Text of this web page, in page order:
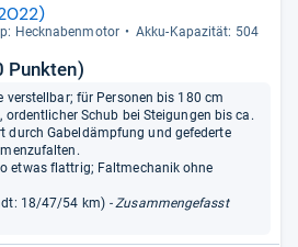
Heck­na­ben­mo­tor
Akku-​Kapa­zi­tät: 504
Punkten)
verstellbar; für Personen bis 180 cm
ordentlicher Schub bei Steigungen bis ca.
durch Gabeldämpfung und gefederte
etwas flattrig; Faltmechanik ohne
18/47/54 km)- Zusammengefasst